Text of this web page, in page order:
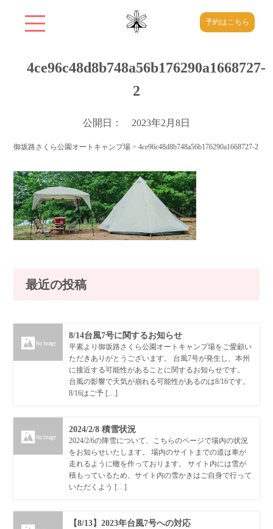
予約はこちら
4ce96c48d8b748a56b176290a1668727-
2
公開日： 2023年2月8日
御坂路さくら公園オートキャンプ場 >4ce96c48d8b748a56b176290a1668727-2
最近の投稿
8/14台風7号に関するお知らせ
平素より御坂路さくら公園オートキャンプ場をご愛顧い
ただきありがとうございます。 台風7号が発生し、本州
に接近する可能性があることに関するお知らせです。
台風の影響で天気が崩れる可能性があるのは8/16です。
8/16はご予 […]
2024/2/8 積雪状況
2024/2/6の降雪について、こちらのページで場内の状況
をお知らせいたします。 場内のサイトまでの道は車が
走れるように轍を作っております。 サイト内には雪が
積もっているため、サイト内の雪かきはご自身で行って
いただくよう […]
【8/13】2023年台風7号への対応